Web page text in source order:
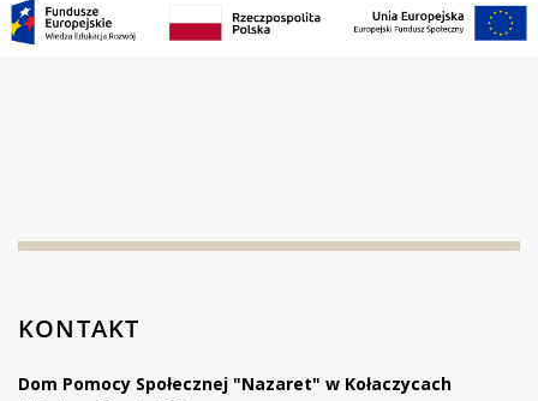
KONTAKT
Dom Pomocy Społecznej "Nazaret" w Kołaczycach